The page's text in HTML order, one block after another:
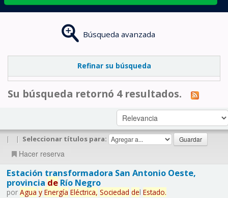
Búsqueda avanzada
Refinar su búsqueda
Su búsqueda retornó 4 resultados.
| | Seleccionar títulos para:
Hacer reserva
Estación transformadora San Antonio Oeste,
provincia deRío Negro
por Agua y Energía Eléctrica, Sociedad del Estado.